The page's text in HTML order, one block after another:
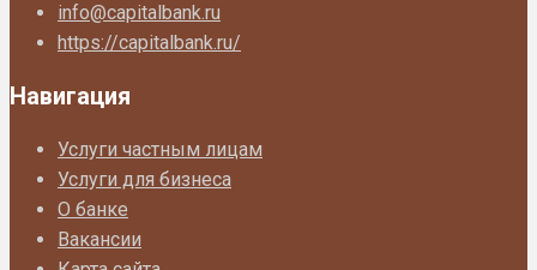
info@capitalbank.ru
https://capitalbank.ru/
Навигация
Услуги частным лицам
Услуги для бизнеса
О банке
Вакансии